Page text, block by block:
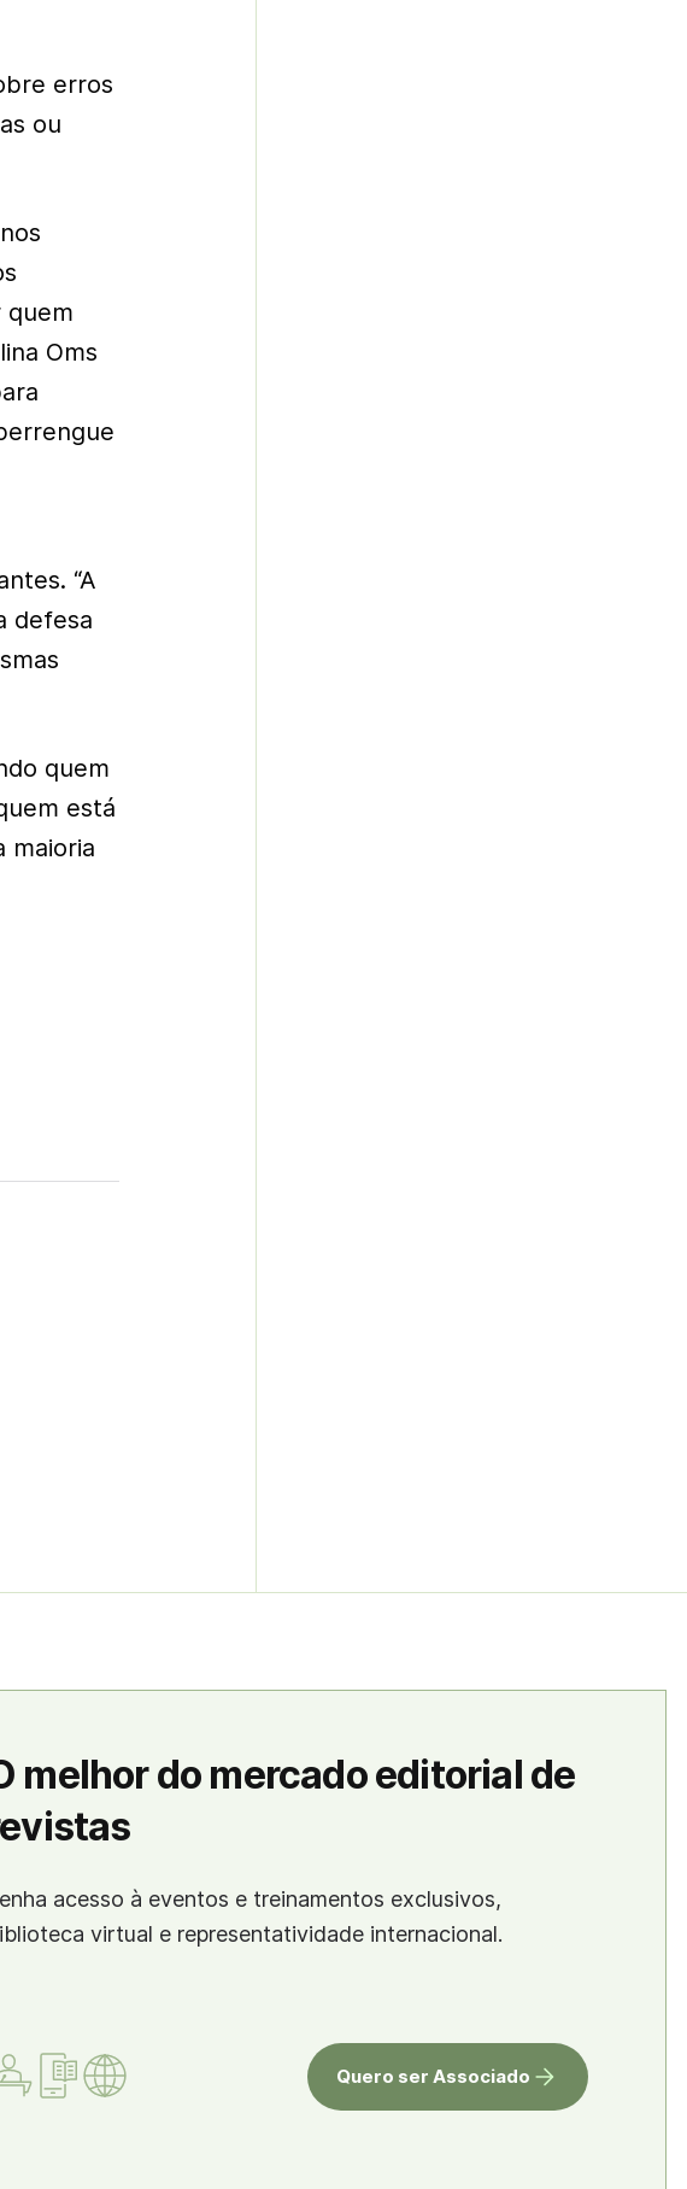
erros
ou
quem
Oms
“A
defesa
quem
está
maioria
melhor do mercado editorial de
acesso à eventos e treinamentos exclusivos,
virtual e representatividade internacional.
Quero ser Associado